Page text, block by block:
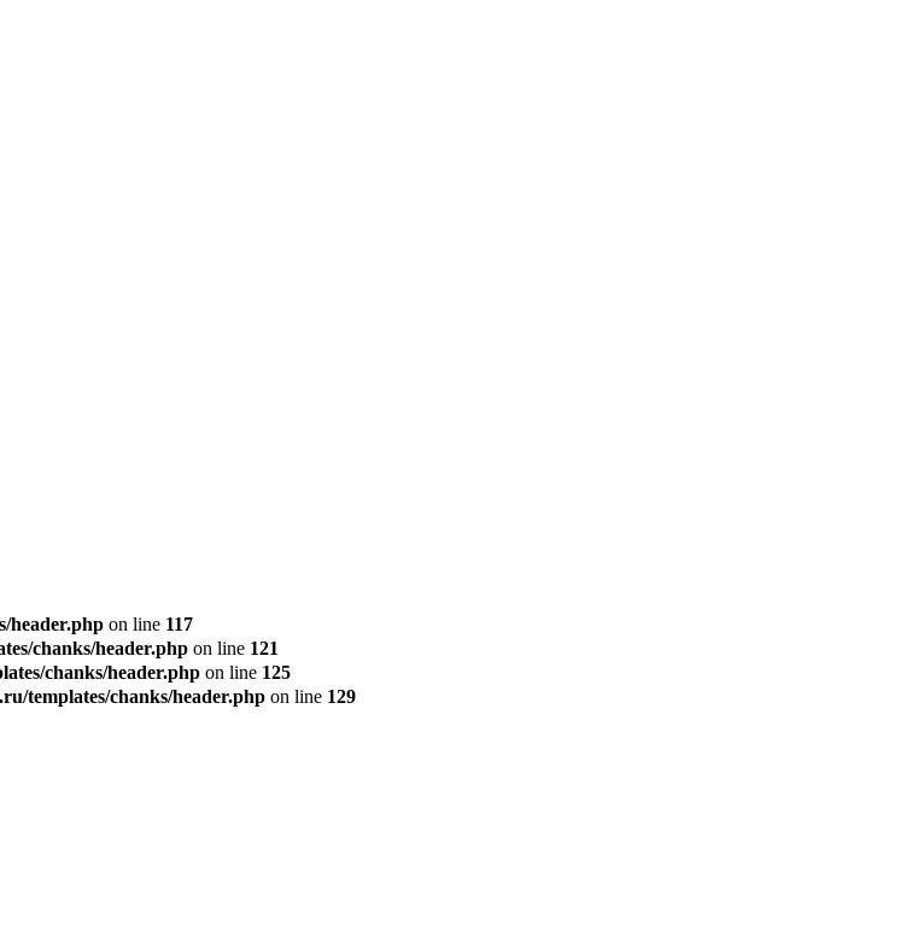
header.php on line 117
chanks/header.php on line 121
chanks/header.php on line 125
templates/chanks/header.php on line 129